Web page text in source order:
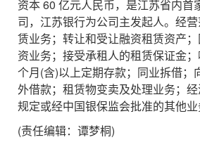
资本 60 亿元人民币，是江苏省内首
司，江苏银行为公司主发起人。经
赁业务；转让和受让融资租赁资产
资业务；接受承租人的租赁保证金
个月(含)以上定期存款；同业拆借；
外借款；租赁物变卖及处理业务；
规定或经中国银保监会批准的其他业
(责任编辑：谭梦桐)